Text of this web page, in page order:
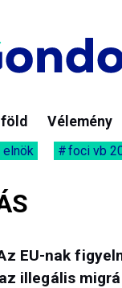
Vélemény
foci vb
EU-nak
illegális